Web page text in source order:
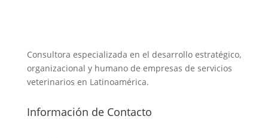
Consultora especializada en el desarrollo estratégico,
organizacional y humano de empresas de servicios
veterinarios en Latinoamérica.
Información de Contacto